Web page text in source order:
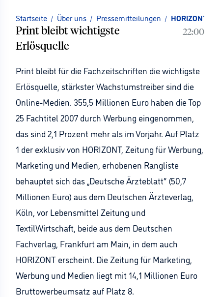
Startseite / Über uns / Pressemitteilungen / HORIZONT-
Print bleibt wichtigste
Erlösquelle
22:00
Print bleibt für die Fachzeitschriften die wichtigste
Erlösquelle, stärkster Wachstumstreiber sind die
Online-Medien. 355,5 Millionen Euro haben die Top
25 Fachtitel 2007 durch Werbung eingenommen,
das sind 2,1 Prozent mehr als im Vorjahr. Auf Platz
1 der exklusiv von HORIZONT, Zeitung für Werbung,
Marketing und Medien, erhobenen Rangliste
behauptet sich das „Deutsche Ärzteblatt“ (50,7
Millionen Euro) aus dem Deutschen Ärzteverlag,
Köln, vor Lebensmittel Zeitung und
TextilWirtschaft, beide aus dem Deutschen
Fachverlag, Frankfurt am Main, in dem auch
HORIZONT erscheint. Die Zeitung für Marketing,
Werbung und Medien liegt mit 14,1 Millionen Euro
Bruttowerbeumsatz auf Platz 8.